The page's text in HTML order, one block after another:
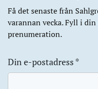
Få det senaste från
varannan vecka. Fyll i
prenumeration.
Din e-postadress *